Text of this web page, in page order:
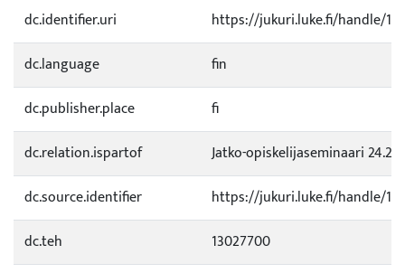
dc.identifier.uri
https://jukuri.luke.fi/handle/
dc.language
fin
dc.publisher.place
fi
dc.relation.ispartof
Jatko-opiskelijaseminaari
dc.source.identifier
https://jukuri.luke.fi/handle/
dc.teh
13027700